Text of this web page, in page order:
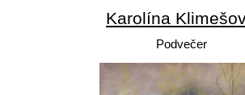
Karolína
Podvečer